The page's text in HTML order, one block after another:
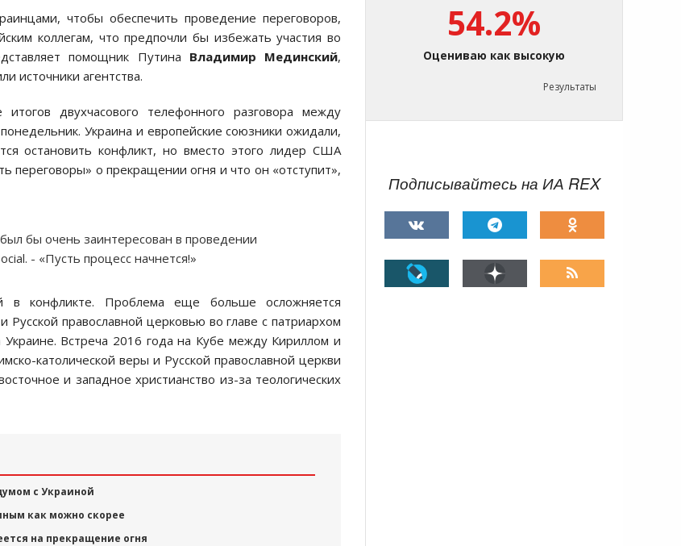
чтобы обеспечить проведение переговоров,
коллегам, что предпочли бы избежать участия во
помощник Путина Владимир Мединский,
источники агентства.
итогов двухчасового телефонного разговора между
Украина и европейские союзники ожидали,
остановить конфликт, но вместо этого лидер США
переговоры» о прекращении огня и что он «отступит»,
бы очень заинтересован в проведении
- «Пусть процесс начнется!»
в конфликте. Проблема еще больше осложняется
православной церковью во главе с патриархом
Встреча 2016 года на Кубе между Кириллом и
католической веры и Русской православной церкви
и западное христианство из-за теологических
с Украиной
как можно скорее
на прекращение огня
54.2%
Оцениваю как высокую
Результаты
Подписывайтесь на ИА REX